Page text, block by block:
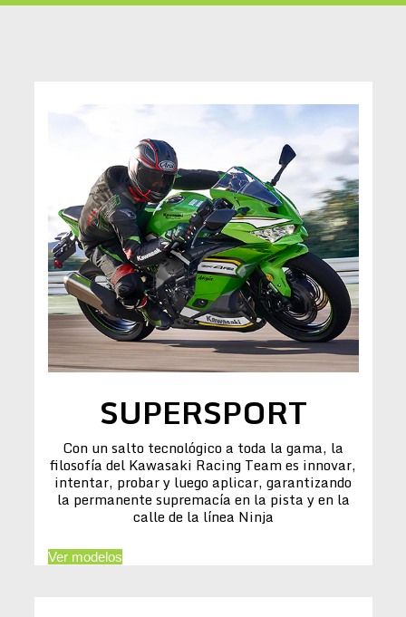
SUPERSPORT
Con un salto tecnológico a toda la gama, la
filosofía del Kawasaki Racing Team es innovar,
intentar, probar y luego aplicar, garantizando
la permanente supremacía en la pista y en la
calle de la línea Ninja
Ver modelos